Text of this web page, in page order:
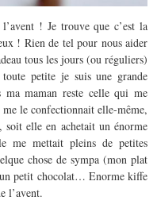
! Je trouve que c’est la
! Rien de tel pour nous aider
tous les jours (ou réguliers)
petite je suis une grande
maman reste celle qui me
le confectionnait elle-même,
elle en achetait un énorme
me mettait pleins de petites
chose de sympa (mon plat
petit chocolat… Enorme kiffe
l’avent.